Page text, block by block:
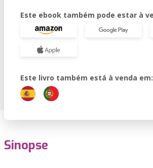
Este ebook também pode estar à
Este livro também está à venda em:
Sinopse